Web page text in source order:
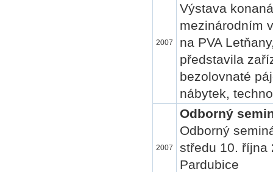
2007
Výstava
mezinárodním
na PVA
představila
bezolovnaté
nábytek,
2007
Odborný
Odborný
středu 10. října
Pardubice